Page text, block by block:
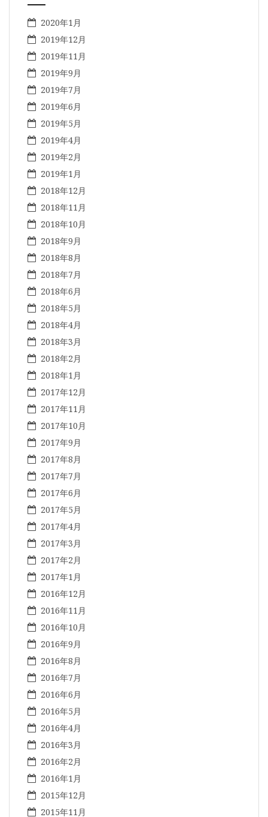
2020年1月
2019年12月
2019年11月
2019年9月
2019年7月
2019年6月
2019年5月
2019年4月
2019年2月
2019年1月
2018年12月
2018年11月
2018年10月
2018年9月
2018年8月
2018年7月
2018年6月
2018年5月
2018年4月
2018年3月
2018年2月
2018年1月
2017年12月
2017年11月
2017年10月
2017年9月
2017年8月
2017年7月
2017年6月
2017年5月
2017年4月
2017年3月
2017年2月
2017年1月
2016年12月
2016年11月
2016年10月
2016年9月
2016年8月
2016年7月
2016年6月
2016年5月
2016年4月
2016年3月
2016年2月
2016年1月
2015年12月
2015年11月